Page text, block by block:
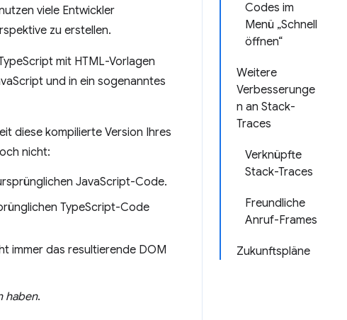
Codes im
Menü „Schnell
öffnen“
Weitere
Verbesserunge
n an Stack-
Traces
Verknüpfte
Stack-Traces
Freundliche
Anruf-Frames
Zukunftspläne
viele Entwickler
zu erstellen.
mit HTML-Vorlagen
und in ein sogenanntes
diese kompilierte Version Ihres
nicht:
JavaScript-Code.
TypeScript-Code
immer das resultierende DOM
haben.